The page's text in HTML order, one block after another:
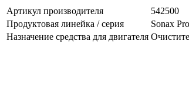
Артикул производителя
542500
Продуктовая линейка / серия
Sonax
Назначение средства для двигателя